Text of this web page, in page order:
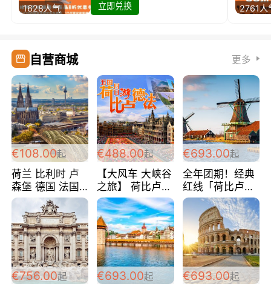
1628人气
立即兑换
2761人
自营商城 更多
€108.00起
荷兰 比利时 卢
森堡 德国 法国
超爽玩遍西欧 循
环线 全程四星宾
馆 108欧/人/天
€488.00起
【大风车 大峡谷
之旅】 荷比卢德
法 巴黎上下 经
典五国四日游
488欧/人
€693.00起
全年团期！经典
红线「荷比卢德
法」七天循环 五
国 仅售99欧/人/
天！巴黎上下！
包拼房~
€756.00起 €693.00起 €693.00起